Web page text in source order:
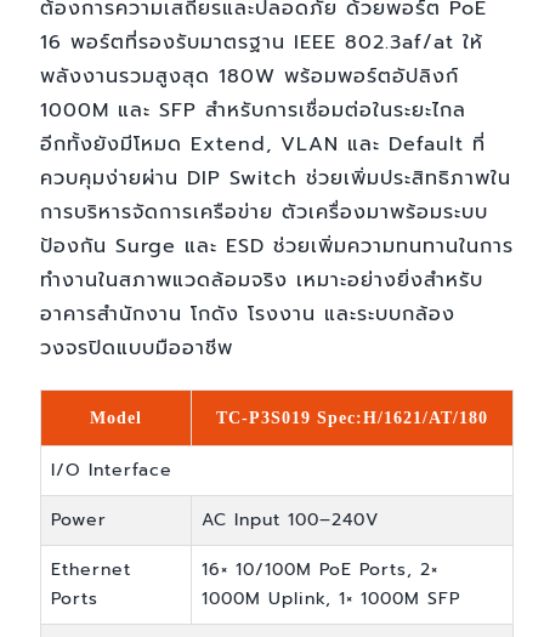
ต้องการความเสถียรและปลอดภัย ด้วยพอร์ต PoE
16 พอร์ตที่รองรับมาตรฐาน IEEE 802.3af/at ให้
พลังงานรวมสูงสุด 180W พร้อมพอร์ตอัปลิงก์
1000M และ SFP สำหรับการเชื่อมต่อในระยะไกล
อีกทั้งยังมีโหมด Extend, VLAN และ Default ที่
ควบคุมง่ายผ่าน DIP Switch ช่วยเพิ่มประสิทธิภาพใน
การบริหารจัดการเครือข่าย ตัวเครื่องมาพร้อมระบบ
ป้องกัน Surge และ ESD ช่วยเพิ่มความทนทานในการ
ทำงานในสภาพแวดล้อมจริง เหมาะอย่างยิ่งสำหรับ
อาคารสำนักงาน โกดัง โรงงาน และระบบกล้อง
วงจรปิดแบบมืออาชีพ
Model TC-P3S019 Spec:H/1621/AT/180
I/O Interface
Power
AC Input 100–240V
Ethernet
Ports
16× 10/100M PoE Ports, 2×
1000M Uplink, 1× 1000M SFP